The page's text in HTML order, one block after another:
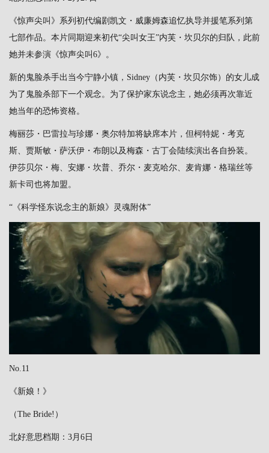
《惊声尖叫》系列初代编剧凯文・威廉姆森追忆执导并援笔系列第
七部作品。本片同期迎来初代“尖叫女王”内芙・坎贝尔的归队，此前
她并未参演《惊声尖叫6》。
新的鬼脸杀手出当今宁静小镇，Sidney（内芙・坎贝尔饰）的女儿成
为了鬼脸杀部下一个观念。为了保护家东说念主，她必须再次靠近
她当年的恐怖资格。
梅丽莎・巴雷拉与珍娜・奥尔特加将缺席本片，但柯特妮・考克
斯、贾斯敏・萨沃伊・布朗以及梅森・古丁会陆续演出各自扮装。
伊莎贝尔・梅、安娜・坎普、乔尔・麦克哈尔、麦肯娜・格瑞丝等
新卡司也将加盟。
“《科学怪东说念主的新娘》灵魂附体”
No.11
《新娘！》
（The Bride!）
北好意思档期：3月6日